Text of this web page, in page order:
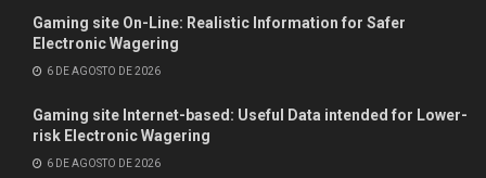
Gaming site On-Line: Realistic Information for Safer
Electronic Wagering
6 DE AGOSTO DE 2026
Gaming site Internet-based: Useful Data intended for Lower-
risk Electronic Wagering
6 DE AGOSTO DE 2026